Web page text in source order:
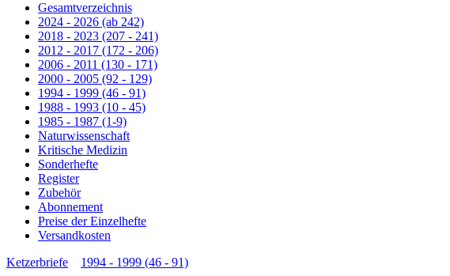
Gesamtverzeichnis
2024 - 2026 (ab 242)
2018 - 2023 (207 - 241)
2012 - 2017 (172 - 206)
2006 - 2011 (130 - 171)
2000 - 2005 (92 - 129)
1994 - 1999 (46 - 91)
1988 - 1993 (10 - 45)
1985 - 1987 (1-9)
Naturwissenschaft
Kritische Medizin
Sonderhefte
Register
Zubehör
Abonnement
Preise der Einzelhefte
Versandkosten
Ketzerbriefe
1994 - 1999 (46 - 91)